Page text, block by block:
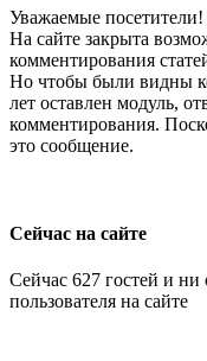
Уважаемые посетители!
На сайте закрыта
комментирования
Но чтобы были видны
лет оставлен модуль,
комментирования.
это сообщение.
Сейчас на сайте
Сейчас 627 гостей и ни
пользователя на сайте